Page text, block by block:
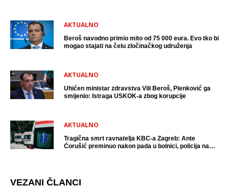
AKTUALNO
Beroš navodno primio mito od 75 000 eura. Evo tko bi
mogao stajati na čelu zločinačkog udruženja
AKTUALNO
Uhićen ministar zdravstva Vili Beroš, Plenković ga
smijenio: Istraga USKOK-a zbog korupcije
AKTUALNO
Tragična smrt ravnatelja KBC-a Zagreb: Ante
Ćorušić preminuo nakon pada u bolnici, policija na
VEZANI ČLANCI